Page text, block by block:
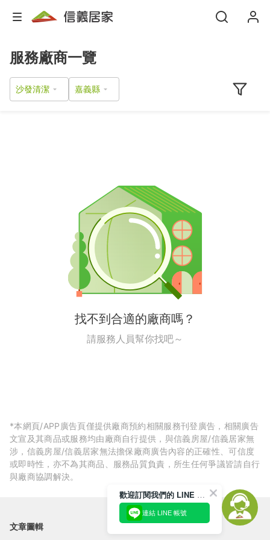
服務廠商一覽
沙發清潔
找不到合適的廠商嗎？
請服務人員幫你找吧～
*本網頁/APP廣告頁僅提供廠商預約相關服務刊登廣告，相關廣告
文宣及其商品或服務均由廠商自行提供，與信義房屋/信義居家無
涉，信義房屋/信義居家無法擔保廠商廣告內容的正確性、可信度
或即時性，亦不為其商品、服務品質負責，所生任何爭議皆請自行
與廠商協調解決。
文章圖輯
歡迎訂閱我們的 LINE 官方帳號
連結 LINE 帳號